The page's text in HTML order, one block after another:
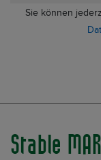
Sie können
Stable